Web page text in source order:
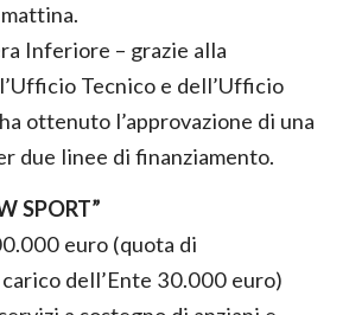
Inferiore – grazie alla
Tecnico e dell’Ufficio
ottenuto l’approvazione di una
due linee di finanziamento.
SPORT”
euro (quota di
dell’Ente 30.000 euro)